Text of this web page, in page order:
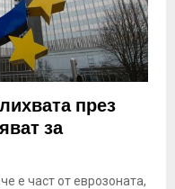
през
за
е част от еврозоната,